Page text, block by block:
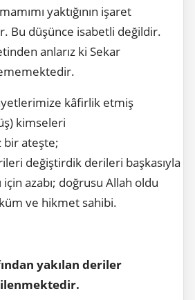
yaktığının işaret
Bu düşünce isabetli değildir.
anlarız ki Sekar
kâfirlik etmiş
kimseleri
bir ateşte;
değiştirdik derileri başkasıyla
azabı; doğrusu Allah oldu
ve hikmet sahibi.
yakılan deriler